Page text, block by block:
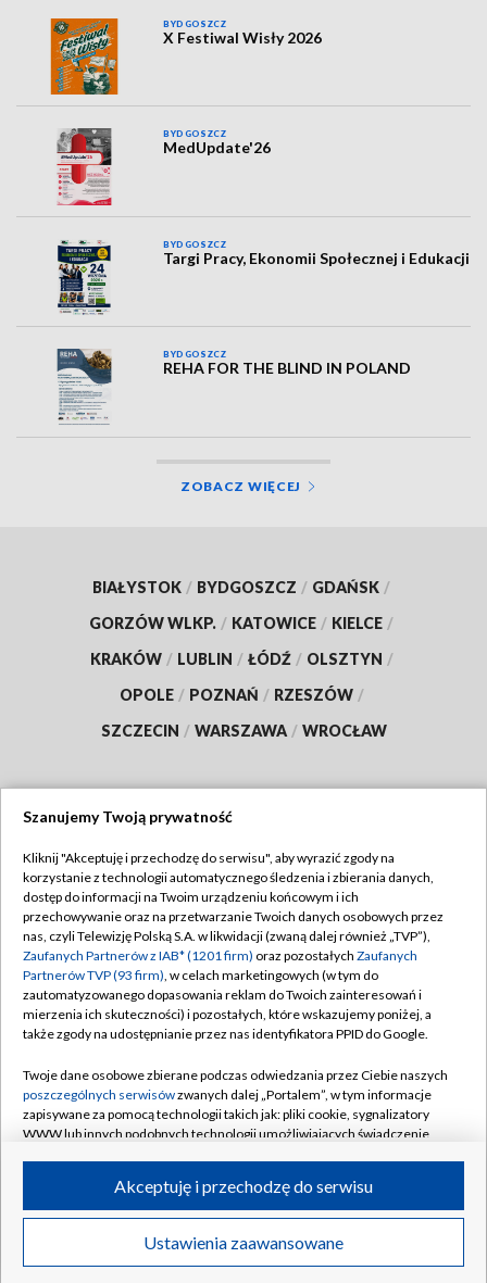
BYDGOSZCZ
X Festiwal Wisły 2026
BYDGOSZCZ
MedUpdate'26
BYDGOSZCZ
Targi Pracy, Ekonomii Społecznej i Edukacji
BYDGOSZCZ
REHA FOR THE BLIND IN POLAND
ZOBACZ WIĘCEJ
BIAŁYSTOK / BYDGOSZCZ / GDAŃSK /
GORZÓW WLKP. / KATOWICE / KIELCE /
KRAKÓW / LUBLIN / ŁÓDŹ / OLSZTYN /
OPOLE / POZNAŃ / RZESZÓW /
SZCZECIN / WARSZAWA / WROCŁAW
TVP
Abonament TVP
Emisja w TVP
Centrum informacji TVP
Naziemna Telewizja Cyfrowa
Rada Programowa
System NOS
Informacje o nadawcy
Program dla prasy
Ogłoszenie przetargowe
Regulamin TVP
Polityka prywatności
Moje zgody
Pomoc
Kontakt
Kanały
©2026 Telewizja Polska S.A. w likwidacji
Szanujemy Twoją prywatność
Kliknij "Akceptuję i przechodzę do serwisu", aby wyrazić zgody na
korzystanie z technologii automatycznego śledzenia i zbierania danych,
dostęp do informacji na Twoim urządzeniu końcowym i ich
przechowywanie oraz na przetwarzanie Twoich danych osobowych przez
nas, czyli Telewizję Polską S.A. w likwidacji (zwaną dalej również „TVP”),
Zaufanych Partnerów z IAB* (1201 firm) oraz pozostałych Zaufanych
Partnerów TVP (93 firm), w celach marketingowych (w tym do
zautomatyzowanego dopasowania reklam do Twoich zainteresowań i
mierzenia ich skuteczności) i pozostałych, które wskazujemy poniżej, a
także zgody na udostępnianie przez nas identyfikatora PPID do Google.
Twoje dane osobowe zbierane podczas odwiedzania przez Ciebie naszych
poszczególnych serwisówzwanych dalej „Portalem”, w tym informacje
zapisywane za pomocą technologii takich jak: pliki cookie, sygnalizatory
WWW lub innych podobnych technologii umożliwiających świadczenie
ruchu w Internecie.
Twoje dane osobowe zbierane podczas odwiedzania przez Ciebie
poszczególnych serwisówna Portalu, takie jak adresy IP, identyfikatory
Ustawienia zaawansowane
Akceptuję i przechodzę do serwisu